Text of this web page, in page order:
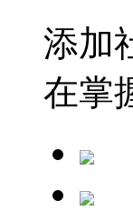
添加
在掌